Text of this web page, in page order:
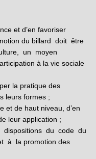
et d’en favoriser
du billard doit être
un moyen
à la vie sociale
la pratique des
leurs formes ;
et de haut niveau, d’en
leur application ;
du code du
à la promotion des